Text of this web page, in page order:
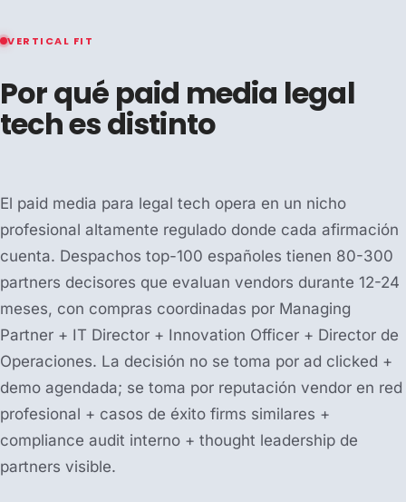
VERTICAL FIT
Por qué paid media legal
tech es distinto
El paid media para legal tech opera en un nicho
profesional altamente regulado donde cada afirmación
cuenta. Despachos top-100 españoles tienen 80-300
partners decisores que evaluan vendors durante 12-24
meses, con compras coordinadas por Managing
Partner + IT Director + Innovation Officer + Director de
Operaciones. La decisión no se toma por ad clicked +
demo agendada; se toma por reputación vendor en red
profesional + casos de éxito firms similares +
compliance audit interno + thought leadership de
partners visible.